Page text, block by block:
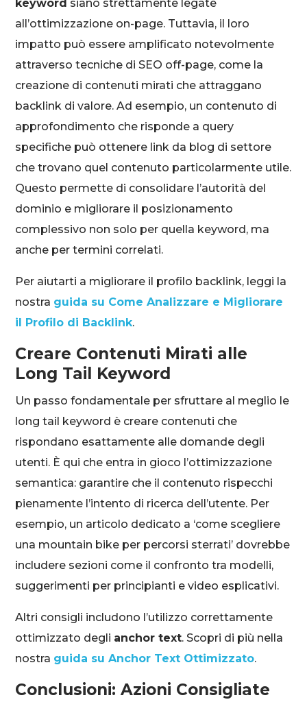
keyword siano strettamente legate
all’ottimizzazione on-page. Tuttavia, il loro
impatto può essere amplificato notevolmente
attraverso tecniche di SEO off-page, come la
creazione di contenuti mirati che attraggano
backlink di valore. Ad esempio, un contenuto di
approfondimento che risponde a query
specifiche può ottenere link da blog di settore
che trovano quel contenuto particolarmente utile.
Questo permette di consolidare l’autorità del
dominio e migliorare il posizionamento
complessivo non solo per quella keyword, ma
anche per termini correlati.
Per aiutarti a migliorare il profilo backlink, leggi la
nostra guida su Come Analizzare e Migliorare
il Profilo di Backlink.
Creare Contenuti Mirati alle
Long Tail Keyword
Un passo fondamentale per sfruttare al meglio le
long tail keyword è creare contenuti che
rispondano esattamente alle domande degli
utenti. È qui che entra in gioco l’ottimizzazione
semantica: garantire che il contenuto rispecchi
pienamente l’intento di ricerca dell’utente. Per
esempio, un articolo dedicato a ‘come scegliere
una mountain bike per percorsi sterrati’ dovrebbe
includere sezioni come il confronto tra modelli,
suggerimenti per principianti e video esplicativi.
Altri consigli includono l’utilizzo correttamente
ottimizzato degli anchor text. Scopri di più nella
nostra guida su Anchor Text Ottimizzato.
Conclusioni: Azioni Consigliate